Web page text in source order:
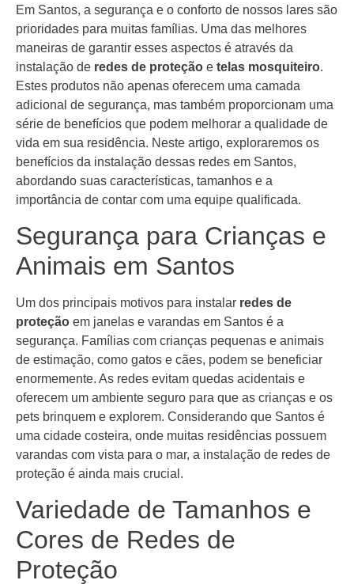
Em Santos, a segurança e o conforto de nossos lares são
prioridades para muitas famílias. Uma das melhores
maneiras de garantir esses aspectos é através da
instalação de redes de proteção e telas mosquiteiro.
Estes produtos não apenas oferecem uma camada
adicional de segurança, mas também proporcionam uma
série de benefícios que podem melhorar a qualidade de
vida em sua residência. Neste artigo, exploraremos os
benefícios da instalação dessas redes em Santos,
abordando suas características, tamanhos e a
importância de contar com uma equipe qualificada.
Segurança para Crianças e
Animais em Santos
Um dos principais motivos para instalar redes de
proteção em janelas e varandas em Santos é a
segurança. Famílias com crianças pequenas e animais
de estimação, como gatos e cães, podem se beneficiar
enormemente. As redes evitam quedas acidentais e
oferecem um ambiente seguro para que as crianças e os
pets brinquem e explorem. Considerando que Santos é
uma cidade costeira, onde muitas residências possuem
varandas com vista para o mar, a instalação de redes de
proteção é ainda mais crucial.
Variedade de Tamanhos e
Cores de Redes de
Proteção